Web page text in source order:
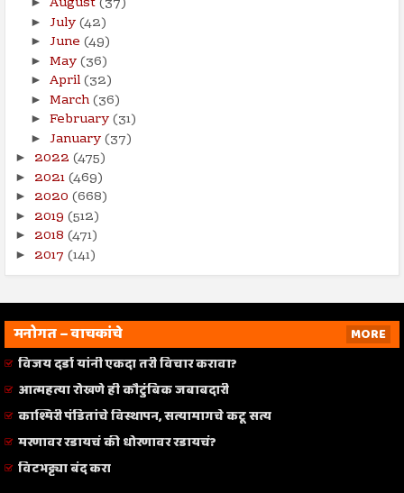
► July(42)
► June (49)
► May(36)
► April(32)
► March(36)
► February(31)
► January(37)
► 2022 (475)
► 2021(469)
► 2020 (668)
► 2019 (512)
► 2018 (471)
► 2017 (141)
मनोगत – वाचकांचे
MORE
विजय दर्डा यांनी एकदा तरी विचार करावा?
आत्महत्या रोखणे ही कौटुंबिक जबाबदारी
काश्मिरी पंडितांचे विस्थापन, सत्यामागचे कटू सत्य
मरणावर रडायचं की धोरणावर रडायचं?
विटभट्ट्या बंद करा